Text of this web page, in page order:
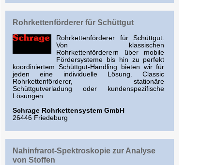
Rohrkettenförderer für Schüttgut
Rohrkettenförderer für Schüttgut.
Von klassischen
Rohrkettenförderern über mobile
Fördersysteme bis hin zu perfekt
koordiniertem Schüttgut-Handling bieten wir für
jeden eine individuelle Lösung. Classic
Rohrkettenförderer, stationäre
Schüttgutverladung oder kundenspezifische
Lösungen.
Schrage Rohrkettensystem GmbH
26446 Friedeburg
Nahinfrarot-Spektroskopie zur Analyse
von Stoffen